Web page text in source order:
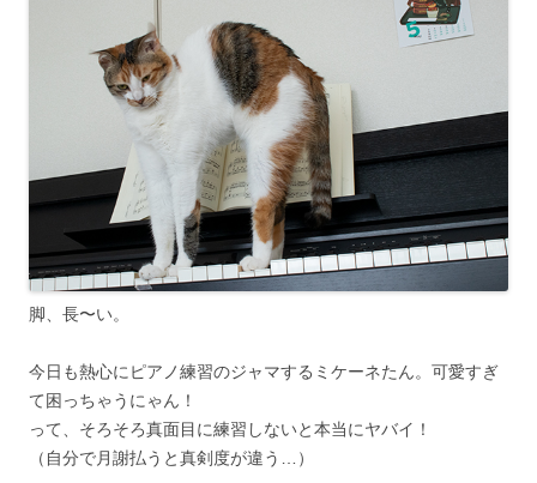
脚、長〜い。
今日も熱心にピアノ練習のジャマするミケーネたん。可愛すぎ
て困っちゃうにゃん！
って、そろそろ真面目に練習しないと本当にヤバイ！
（自分で月謝払うと真剣度が違う…）